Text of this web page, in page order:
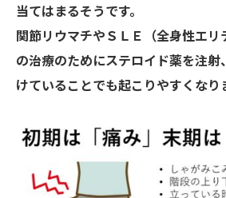
当てはまるそうです。
関節リウマチやＳＬＥ（全身性エ
の治療のためにステロイド薬を注
けていることでも起こりやすくなり